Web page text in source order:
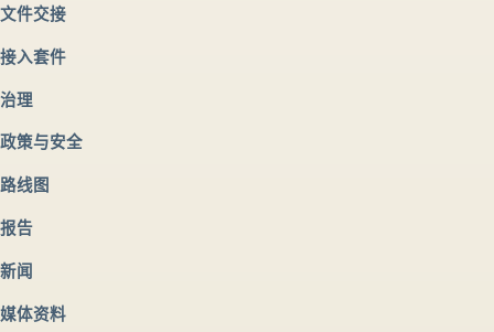
文件交接
接入套件
治理
政策与安全
路线图
报告
新闻
媒体资料